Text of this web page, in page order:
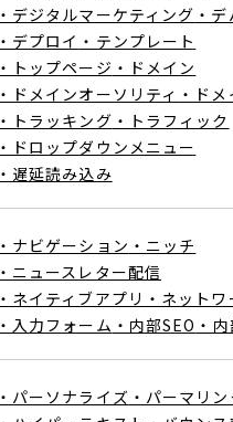
・デジタルマーケティング ・
・デプロイ ・テンプレート
・トップページ ・ドメイン
・ドメインオーソリティ ・ド
・トラッキング ・トラフィック
・ドロップダウンメニュー
・遅延読み込み
・ナビゲーション ・ニッチ
・ニュースレター配信
・ネイティブアプリ ・ネットワ
・入力フォーム ・内部SEO ・
・パーソナライズ ・パーマリン